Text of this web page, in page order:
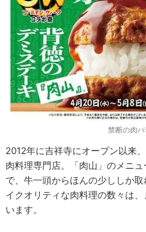
禁断の肉
2012年に吉祥寺にオープン以来
肉料理専門店。「肉山」のメニ
で、牛一頭からほんの少ししか
イクオリティな肉料理の数々は
います。